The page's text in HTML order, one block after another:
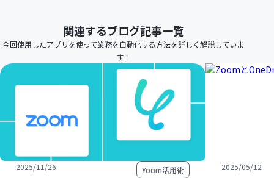
関連するブログ記事一覧
今回使用したアプリを使って業務を自動化する方法を詳しく解説していま
す！
2025/11/26 Yoom活用術 2025/05/12